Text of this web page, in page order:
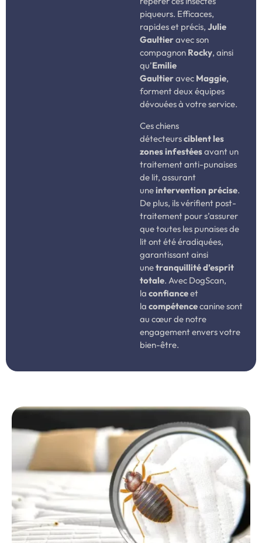
piqueurs. Efficaces,
rapides et précis,Julie
Gaultieravec son
compagnon Rocky, ainsi
qu’Emilie
Gaultieravec Maggie,
forment deux équipes
dévouées à votre service.
Ces chiens
détecteursciblent les
zones infestéesavant un
traitement anti-punaises
de lit, assurant
uneintervention précise.
De plus, ils vérifient post-
traitement pour s’assurer
que toutes les punaises de
lit ont été éradiquées,
garantissant ainsi
unetranquillité d’esprit
totale. Avec DogScan,
laconfianceet
lacompétencecanine sont
au cœur de notre
engagement envers votre
bien-être.